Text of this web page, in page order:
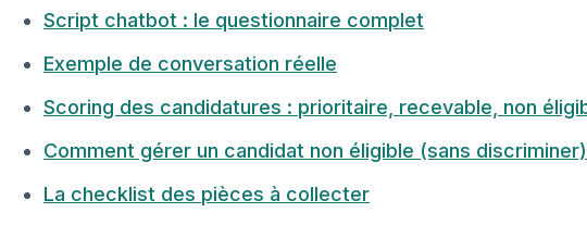
Script chatbot : le questionnaire complet
Exemple de conversation réelle
Scoring des candidatures : prioritaire, recevable, non
Comment gérer un candidat non éligible (sans discriminer)
La checklist des pièces à collecter